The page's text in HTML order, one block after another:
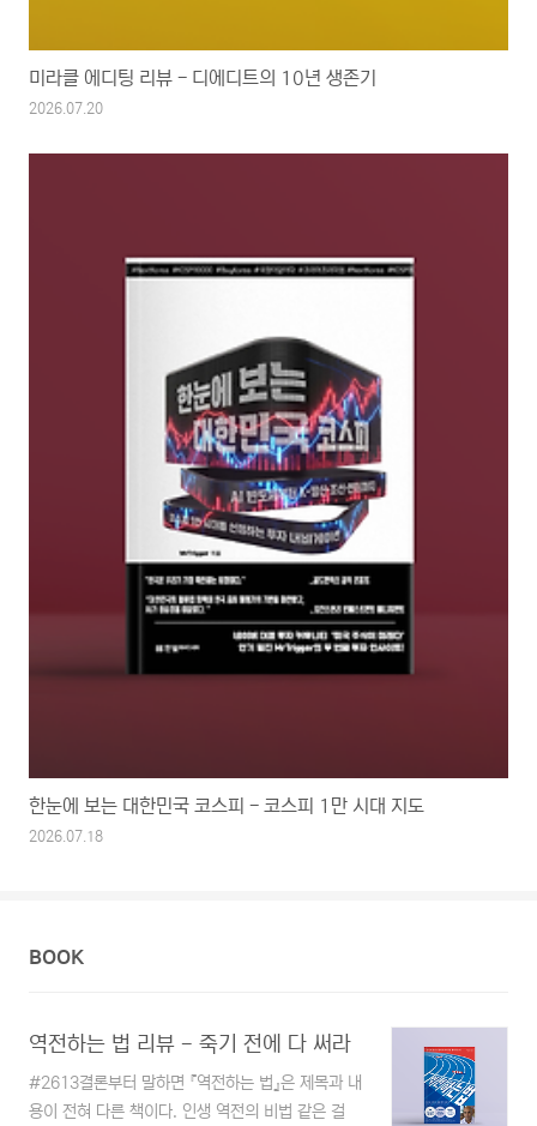
미라클 에디팅 리뷰 - 디에디트의 10년 생존기
2026.07.20
한눈에 보는 대한민국 코스피 - 코스피 1만 시대 지도
2026.07.18
BOOK
역전하는 법 리뷰 - 죽기 전에 다 써라
#2613결론부터 말하면 『역전하는 법』은 제목과 내
용이 전혀 다른 책이다. 인생 역전의 비법 같은 걸